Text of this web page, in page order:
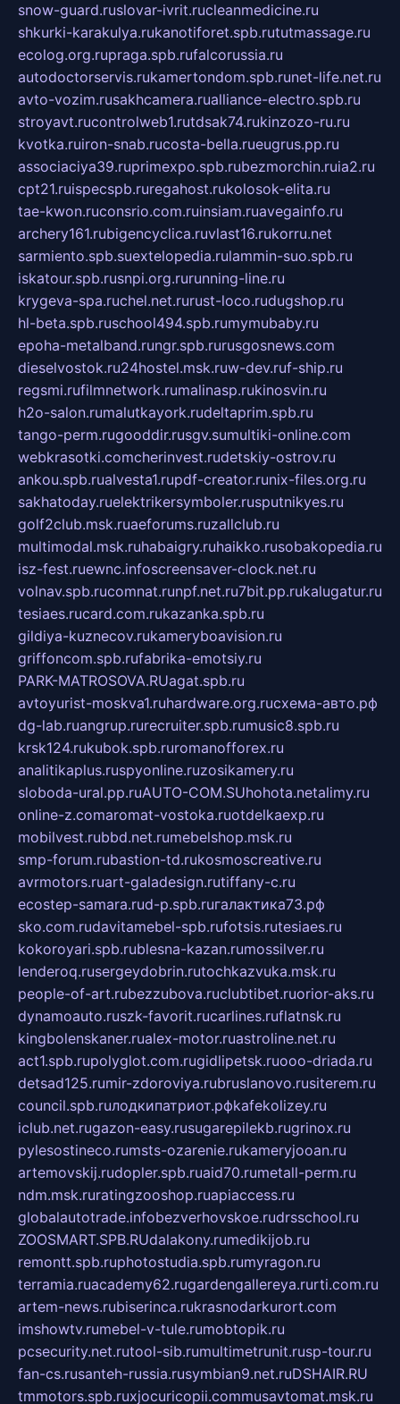
snow-guard.ruslovar-ivrit.rucleanmedicine.ru
shkurki-karakulya.rukanotiforet.spb.rututmassage.ru
ecolog.org.rupraga.spb.rufalcorussia.ru
autodoctorservis.rukamertondom.spb.runet-life.net.ru
avto-vozim.rusakhcamera.rualliance-electro.spb.ru
stroyavt.rucontrolweb1.rutdsak74.rukinzozo-ru.ru
kvotka.ruiron-snab.rucosta-bella.rueugrus.pp.ru
associaciya39.ruprimexpo.spb.rubezmorchin.ruia2.ru
cpt21.ruispecspb.ruregahost.rukolosok-elita.ru
tae-kwon.ruconsrio.com.ruinsiam.ruavegainfo.ru
archery161.rubigencyclica.ruvlast16.rukorru.net
sarmiento.spb.suextelopedia.rulammin-suo.spb.ru
iskatour.spb.rusnpi.org.rurunning-line.ru
krygeva-spa.ruchel.net.rurust-loco.rudugshop.ru
hl-beta.spb.ruschool494.spb.rumymubaby.ru
epoha-metalband.rungr.spb.rurusgosnews.com
dieselvostok.ru24hostel.msk.ruw-dev.ruf-ship.ru
regsmi.rufilmnetwork.rumalinasp.rukinosvin.ru
h2o-salon.rumalutkayork.rudeltaprim.spb.ru
tango-perm.rugooddir.rusgv.sumultiki-online.com
webkrasotki.comcherinvest.rudetskiy-ostrov.ru
ankou.spb.rualvesta1.rupdf-creator.runix-files.org.ru
sakhatoday.ruelektrikersymboler.rusputnikyes.ru
golf2club.msk.ruaeforums.ruzallclub.ru
multimodal.msk.ruhabaigry.ruhaikko.rusobakopedia.ru
isz-fest.ruewnc.infoscreensaver-clock.net.ru
volnav.spb.rucomnat.runpf.net.ru7bit.pp.rukalugatur.ru
tesiaes.rucard.com.rukazanka.spb.ru
gildiya-kuznecov.rukameryboavision.ru
griffoncom.spb.rufabrika-emotsiy.ru
PARK-MATROSOVA.RUagat.spb.ru
avtoyurist-moskva1.ruhardware.org.ruсхема-авто.рф
dg-lab.ruangrup.rurecruiter.spb.rumusic8.spb.ru
krsk124.rukubok.spb.ruromanofforex.ru
analitikaplus.ruspyonline.ruzosikamery.ru
sloboda-ural.pp.ruAUTO-COM.SUhohota.netalimy.ru
online-z.comaromat-vostoka.ruotdelkaexp.ru
mobilvest.rubbd.net.rumebelshop.msk.ru
smp-forum.rubastion-td.rukosmoscreative.ru
avrmotors.ruart-galadesign.rutiffany-c.ru
ecostep-samara.rud-p.spb.ruгалактика73.рф
sko.com.rudavitamebel-spb.rufotsis.rutesiaes.ru
kokoroyari.spb.rublesna-kazan.rumossilver.ru
lenderoq.rusergeydobrin.rutochkazvuka.msk.ru
people-of-art.rubezzubova.ruclubtibet.ruorior-aks.ru
dynamoauto.ruszk-favorit.rucarlines.ruflatnsk.ru
kingbolenskaner.rualex-motor.ruastroline.net.ru
act1.spb.rupolyglot.com.rugidlipetsk.ruooo-driada.ru
detsad125.rumir-zdoroviya.rubruslanovo.rusiterem.ru
council.spb.ruлодкипатриот.рфkafekolizey.ru
iclub.net.rugazon-easy.rusugarepilekb.rugrinox.ru
pylesostineco.rumsts-ozarenie.rukameryjooan.ru
artemovskij.rudopler.spb.ruaid70.rumetall-perm.ru
ndm.msk.ruratingzooshop.ruapiaccess.ru
globalautotrade.infobezverhovskoe.rudrsschool.ru
ZOOSMART.SPB.RUdalakony.rumedikijob.ru
remontt.spb.ruphotostudia.spb.rumyragon.ru
terramia.ruacademy62.rugardengallereya.rurti.com.ru
artem-news.rubiserinca.rukrasnodarkurort.com
imshowtv.rumebel-v-tule.rumobtopik.ru
pcsecurity.net.rutool-sib.rumultimetrunit.rusp-tour.ru
fan-cs.rusanteh-russia.rusymbian9.net.ruDSHAIR.RU
tmmotors.spb.ruxjocuricopii.commusavtomat.msk.ru